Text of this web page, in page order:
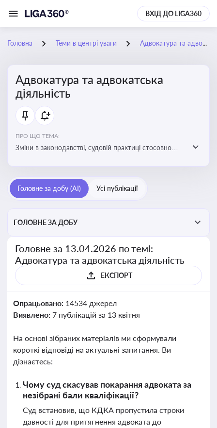
ВХІД ДО LIGA360
Головна Теми в центрі уваги Адвокатура та адвокатська діяльність
Адвокатура та адвокатська
діяльність
ПРО ЩО ТЕМА:
Зміни в законодавстві, судовій практиці стосовно
Головне за добу (AI) Усі публікації
ГОЛОВНЕ ЗА ДОБУ
Головне за 13.04.2026 по темі:
Адвокатура та адвокатська діяльність
ЕКСПОРТ
Опрацьовано: 14534 джерел
Виявлено: 7 публікацій за 13 квітня
На основі зібраних матеріалів ми сформували
короткі відповіді на актуальні запитання. Ви
дізнаєтесь:
Чому суд скасував покарання адвоката за
незібрані бали кваліфікації?
Суд встановив, що КДКА пропустила строки
давності для притягнення адвоката до